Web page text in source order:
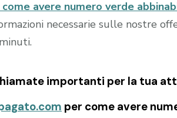
come avere numero verde
necessarie sulle nostre
importanti per la tua
per come avere